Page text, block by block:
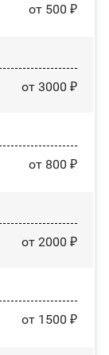
от 500 ₽
от 3000 ₽
от 800 ₽
от 2000 ₽
от 1500 ₽